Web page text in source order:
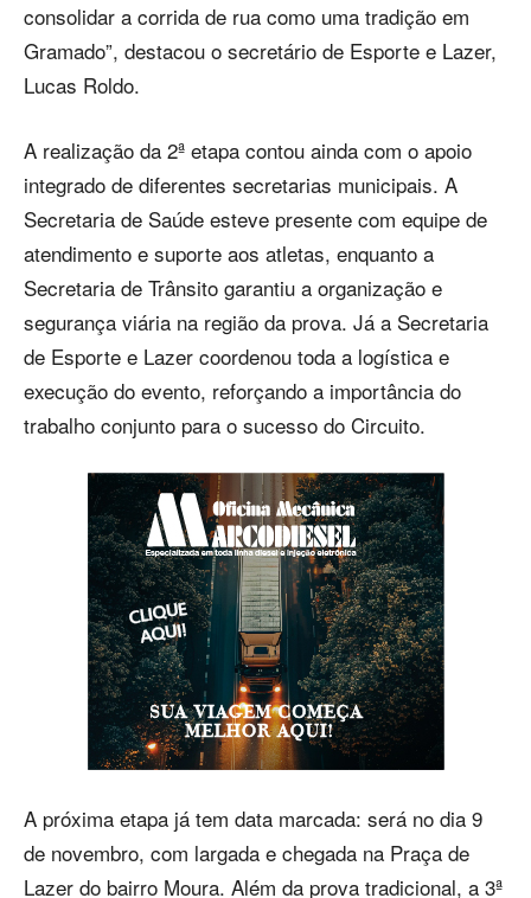
consolidar a corrida de rua como uma tradição em
Gramado”, destacou o secretário de Esporte e Lazer,
Lucas Roldo.
A realização da 2ª etapa contou ainda com o apoio
integrado de diferentes secretarias municipais. A
Secretaria de Saúde esteve presente com equipe de
atendimento e suporte aos atletas, enquanto a
Secretaria de Trânsito garantiu a organização e
segurança viária na região da prova. Já a Secretaria
de Esporte e Lazer coordenou toda a logística e
execução do evento, reforçando a importância do
trabalho conjunto para o sucesso do Circuito.
A próxima etapa já tem data marcada: será no dia 9
de novembro, com largada e chegada na Praça de
Lazer do bairro Moura. Além da prova tradicional, a 3ª